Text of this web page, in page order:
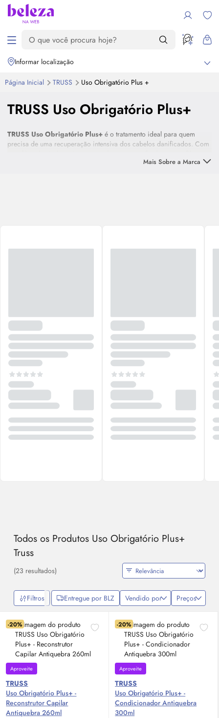
Informar localização
Página Inicial TRUSS Uso Obrigatório Plus +
TRUSS Uso Obrigatório Plus+
TRUSS Uso Obrigatório Plus+é o tratamento ideal para quem
precisa de uma recuperação intensiva dos cabelos danificados. Com
capilar, restaurando proteínas e nutrientes essenciais para fios mais
que não pode faltar na sua rotina!
Mais Sobre a Marca
Todos os Produtos Uso Obrigatório Plus+
Truss
(23 resultados)
Filtros Entregue por BLZ Vendido por Preços
-20%
Aproveite
TRUSS
Uso Obrigatório Plus+ -
Reconstrutor Capilar
Antiquebra 260ml
-20%
Aproveite
TRUSS
Uso Obrigatório Plus+ -
Condicionador Antiquebra
300ml